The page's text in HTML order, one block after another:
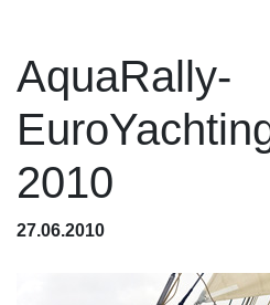
AquaRally-
2010
27.06.2010